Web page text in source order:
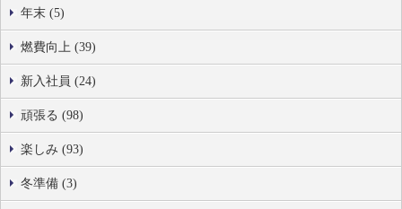
年末 (5)
燃費向上 (39)
新入社員 (24)
頑張る (98)
楽しみ (93)
冬準備 (3)